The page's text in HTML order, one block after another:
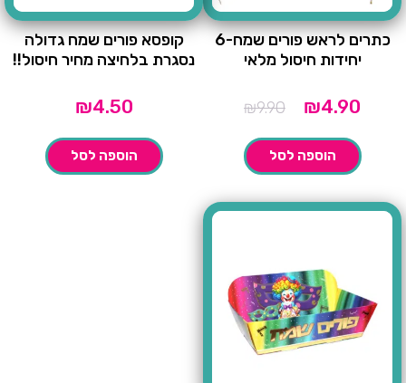
כתרים לראש פורים שמח-6
יחידות חיסול מלאי
₪9.90
המחיר
היה:
₪4.90
הוא:
הוספה לסל
קופסא פורים שמח גדולה
נסגרת בלחיצה מחיר חיסול!!
₪4.50
הוספה לסל